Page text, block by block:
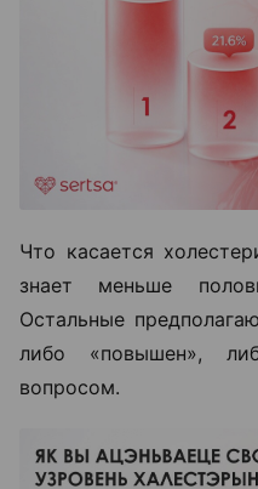
Что касается
знает меньше
Остальные
либо «повышен»,
вопросом.